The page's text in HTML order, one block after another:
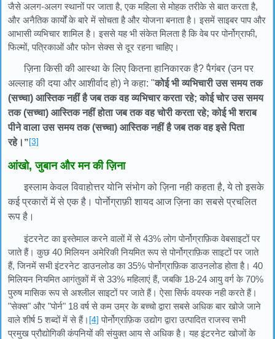
जैसे अलग-अलग स्थानों पर जाता है, एक महिला से मोहक तरीके से बात करता है,
और अनैतिक कार्यों के बारे में सोचता है और योजना बनाता है। इसमें साइबर पाप और
आभासी व्यभिचार शामिल है। इससे यह भी संकेत मिलता है कि वेब पर पोर्नोग्राफी,
फिल्मों, पत्रिकाओं और फोन सेक्स से दूर रहना चाहिए।
ज़िना किसी की आस्था के लिए कितना हानिकारक है? पैगंबर (उन पर
अल्लाह की दया और आशीर्वाद हो) ने कहा: "कोई भी व्यभिचारी उस समय तक
(सच्चा) आस्तिक नहीं है जब तक वह व्यभिचार करता रहे; कोई चोर उस समय
तक (सच्चा) आस्तिक नहीं होता जब तक वह चोरी करता रहे; कोई भी शराब
पीने वाला उस समय तक (सच्चा) आस्तिक नहीं है जब तक वह इसे पिता
रहे। ”[3]
आंखो, जुबान और मन की ज़िना
इस्लाम केवल विवाहोत्तर योनि संभोग को ज़िना नही कहता है, ये तो इसके
कई प्रकारों में से एक है। पोर्नोग्राफ़ी शायद आज ज़िना का सबसे प्रचलित
रूप है।
इंटरनेट का इस्तेमाल करने वालों में से 43% लोग पोर्नोग्राफ़िक वेबसाइटों पर
जाते हैं। कुछ 40 मिलियन अमेरिकी नियमित रूप से पोर्नोग्राफ़िक साइटों पर जाते
हैं, जिनमें सभी इंटरनेट डाउनलोड का 35% पोर्नोग्राफ़िक डाउनलोड होता है। 40
मिलियन नियमित आगंतुकों में से 33% महिलाएं हैं, जबकि 18-24 आयु वर्ग के 70%
पुरुष मासिक रूप से अश्लील साइटों पर जाते हैं। ऐसा सिर्फ वयस्क नही करते हैं।
"सेक्स" और "पोर्न" 18 वर्ष से कम उम्र के बच्चो द्वारा सबसे अधिक बार खोजे जाने
वाले शीर्ष 5 शब्दों में से हैं। [4] पोर्नोग्राफ़िक उद्योग द्वारा उत्पादित राजस्व सभी
प्रमुख प्रौद्योगिकी कंपनियों की संयुक्त आय से अधिक है। यह इंटरनेट खोजों के